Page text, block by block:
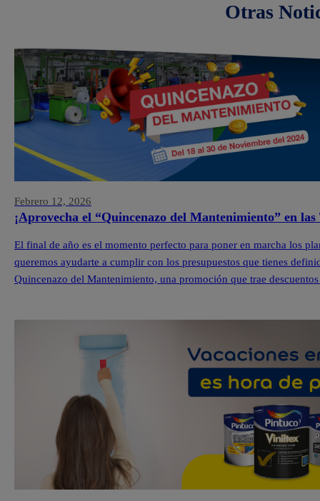
Otras
Febrero 12, 2026
¡Aprovecha el “Quincenazo del Mantenimiento” en
El final de año es el momento perfecto para poner en marcha los
queremos ayudarte a cumplir con los presupuestos que tienes
Quincenazo del Mantenimiento, una promoción que trae